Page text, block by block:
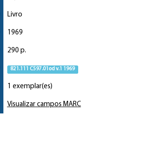
Livro
1969
290 p.
821.111 C597.01od v.1 1969
1 exemplar(es)
Visualizar campos MARC